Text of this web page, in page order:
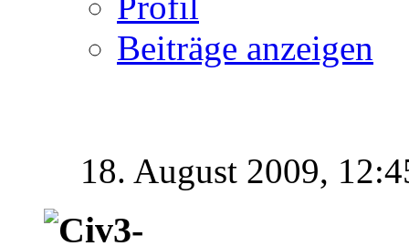
Beiträge anzeigen
18. August 2009,